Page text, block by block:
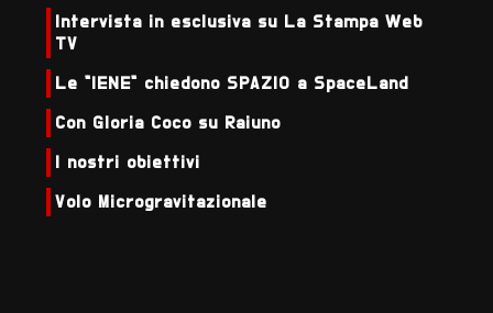
Intervista in esclusiva su La Stampa Web
TV
Le "IENE" chiedono SPAZIO a SpaceLand
Con Gloria Coco su Raiuno
I nostri obiettivi
Volo Microgravitazionale